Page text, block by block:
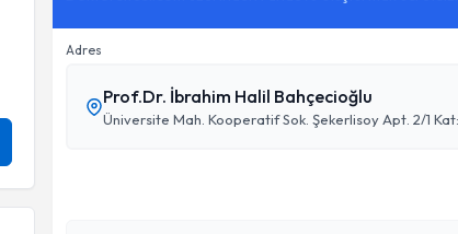
Adres
Prof.Dr. İbrahim Halil Bahçecioğlu